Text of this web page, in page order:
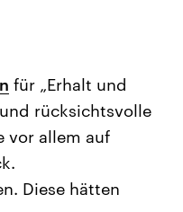
für „Erhalt und
rücksichtsvolle
vor allem auf
Diese hätten